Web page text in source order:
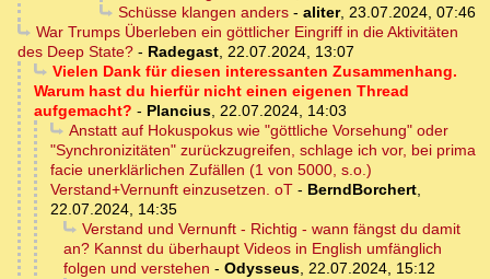
Schüsse klangen anders- aliter, 23.07.2024, 07:46
War Trumps Überleben ein göttlicher Eingriff in die Aktivitäten
des Deep State? - Radegast, 22.07.2024, 13:07
Vielen Dank für diesen interessanten Zusammenhang.
Warum hast du hierfür nicht einen eigenen Thread
aufgemacht? - Plancius, 22.07.2024, 14:03
Anstatt auf Hokuspokus wie "göttliche Vorsehung" oder
"Synchronizitäten" zurückzugreifen, schlage ich vor, bei prima
facie unerklärlichen Zufällen (1 von 5000, s.o.)
Verstand+Vernunft einzusetzen. oT - BerndBorchert,
22.07.2024, 14:35
Verstand und Vernunft - Richtig - wann fängst du damit
an? Kannst du überhaupt Videos in English umfänglich
folgen und verstehen - Odysseus, 22.07.2024, 15:12